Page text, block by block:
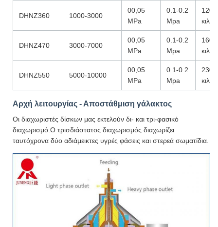
DHNZ360 1000-3000
00,05
MPa
0.1-0.2
Mpa
1200
κιλά
DHNZ470 3000-7000
00,05
MPa
0.1-0.2
Mpa
1600
κιλά
DHNZ550 5000-10000
00,05
MPa
0.1-0.2
Mpa
2300
κιλά
Αρχή λειτουργίας - Αποστάθμιση γάλακτος
Οι διαχωριστές δίσκων μας εκτελούν δι- και τρι-φασικό
διαχωρισμό.Ο τρισδιάστατος διαχωρισμός διαχωρίζει
ταυτόχρονα δύο αδιάμεικτες υγρές φάσεις και στερεά σωματίδια.